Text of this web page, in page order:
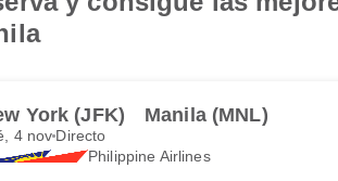
York (JFK) Manila (MNL)
4 nov Directo
Philippine Airlines